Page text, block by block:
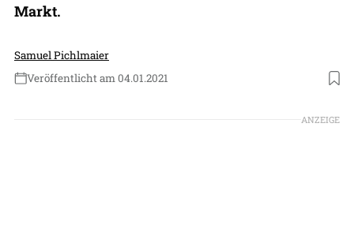
Markt.
Samuel Pichlmaier
Veröffentlicht am 04.01.2021
Foto: Eisenschmidt
ANZEIGE